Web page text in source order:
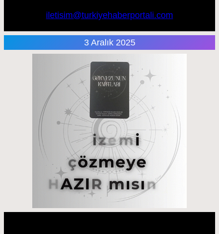
iletisim@turkiyehaberportali.com
3 Aralık 2025